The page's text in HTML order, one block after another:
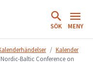
SÖK MENY
Kalender
Baltic Conference on